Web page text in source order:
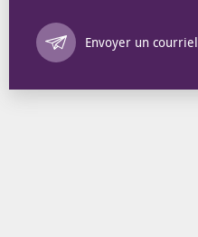
Envoyer un courriel